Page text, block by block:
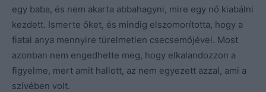
egy baba, és nem akarta abbahagyni, mire egy nő kiabálni
kezdett. Ismerte őket, és mindig elszomorította, hogy a
fiatal anya mennyire türelmetlen csecsemőjével. Most
azonban nem engedhette meg, hogy elkalandozzon a
figyelme, mert amit hallott, az nem egyezett azzal, ami a
szívében volt.